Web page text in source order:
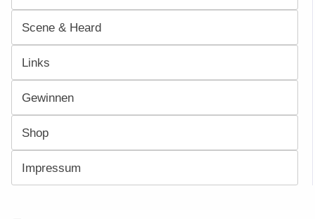
Scene & Heard
Links
Gewinnen
Shop
Impressum